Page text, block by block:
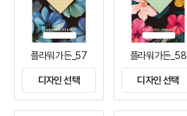
플라워가든_57
디자인 선택
플라워가든_58
디자인 선택